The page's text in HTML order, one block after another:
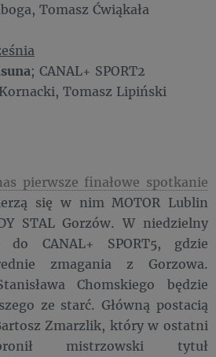
Tomasz Ćwiąkała
; CANAL+ SPORT2
Tomasz Lipiński
pierwsze finałowe spotkanie
się w nim MOTOR Lublin
STAL Gorzów. W niedzielny
do CANAL+ SPORT5, gdzie
zmagania z Gorzowa.
Chomskiego będzie
ze starć. Główną postacią
Zmarzlik, który w ostatni
mistrzowski tytuł